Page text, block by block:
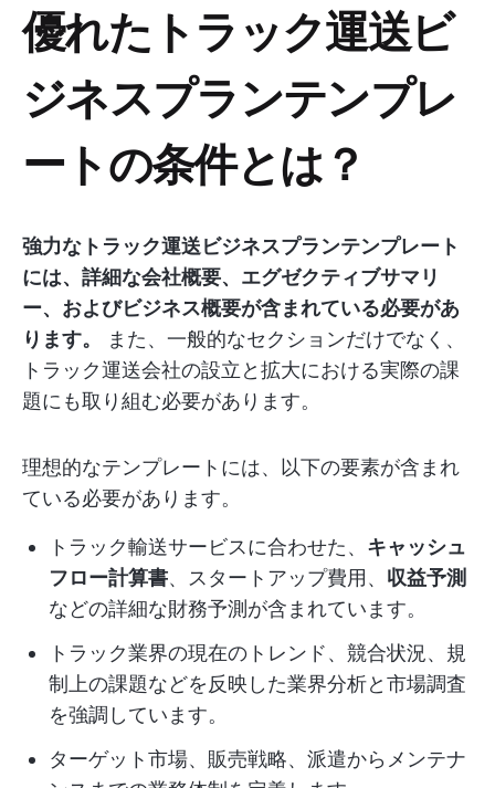
優れたトラック運送ビ
ジネスプランテンプレ
ートの条件とは？
強力なトラック運送ビジネスプランテンプレート
には、詳細な会社概要、エグゼクティブサマリ
ー、およびビジネス概要が含まれている必要があ
ります。
また、一般的なセクションだけでなく、
トラック運送会社の設立と拡大における実際の課
題にも取り組む必要があります。
理想的なテンプレートには、以下の要素が含まれ
ている必要があります。
トラック輸送サービスに合わせた、 キャッシュ
フロー計算書、スタートアップ費用、 収益予測
などの詳細な財務予測が含まれています。
トラック業界の現在のトレンド、競合状況、規
制上の課題などを反映した業界分析と市場調査
を強調しています。
ターゲット市場、販売戦略、派遣からメンテナ